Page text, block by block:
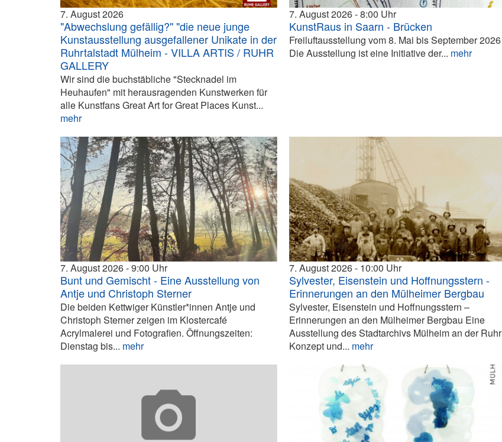
7. August 2026
"Abwechslung gefällig?" "die neue junge
Kunstausstellung ausgefallener Unikate in der
Ruhrtalstadt Mülheim - VILLA ARTIS / RUHR
GALLERY
Wir sind die buchstäbliche "Stecknadel im
Heuhaufen" mit herausragenden Kunstwerken für
alle Kunstfans Great Art for Great Places Kunst...
mehr
7. August 2026 8:00
KunstRaus in Saarn - Brücken
Freiluftausstellung vom 8. Mai bis September 2026
Die Ausstellung ist eine Initiative der... mehr
7. August 2026 9:00
Bunt und Gemischt - Eine Ausstellung von
Antje und Christoph Sterner
Die beiden Kettwiger Künstler*innen Antje und
Christoph Sterner zeigen im Klostercafé
Acrylmalerei und Fotografien. Öffnungszeiten:
Dienstag bis... mehr
7. August 2026 10:00
Sylvester, Eisenstein und Hoffnungsstern -
Erinnerungen an den Mülheimer Bergbau
Sylvester, Eisenstein und Hoffnungsstern –
Erinnerungen an den Mülheimer Bergbau Eine
Ausstellung des Stadtarchivs Mülheim an der Ruhr
Konzept und... mehr